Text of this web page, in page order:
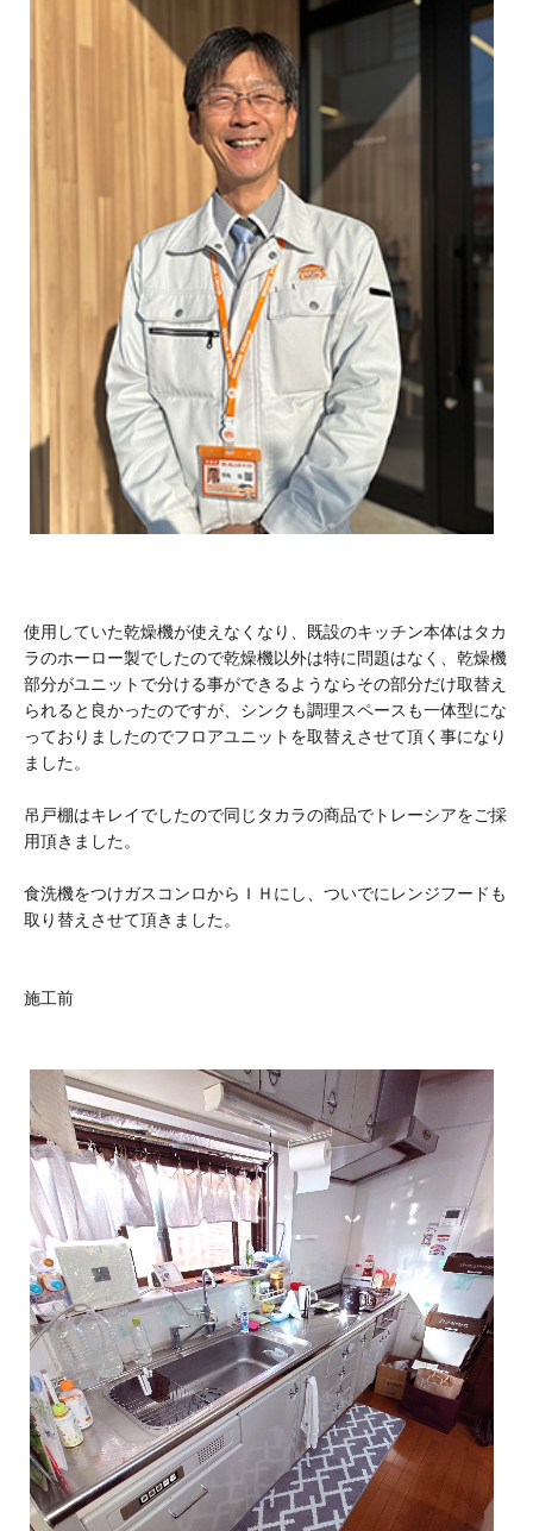
使用していた乾燥機が使えなくなり、既設のキッチン本体はタカ
ラのホーロー製でしたので乾燥機以外は特に問題はなく、乾燥機
部分がユニットで分ける事ができるようならその部分だけ取替え
られると良かったのですが、シンクも調理スペースも一体型にな
っておりましたのでフロアユニットを取替えさせて頂く事になり
ました。
吊戸棚はキレイでしたので同じタカラの商品でトレーシアをご採
用頂きました。
食洗機をつけガスコンロからＩＨにし、ついでにレンジフードも
取り替えさせて頂きました。
施工前